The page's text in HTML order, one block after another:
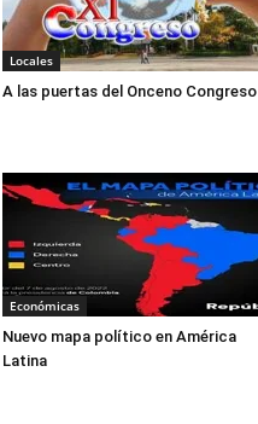
Locales
A las puertas del Onceno Congreso
Económicas
Nuevo mapa político en América
Latina